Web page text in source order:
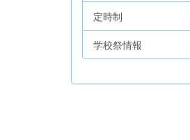
定時制
学校祭情報